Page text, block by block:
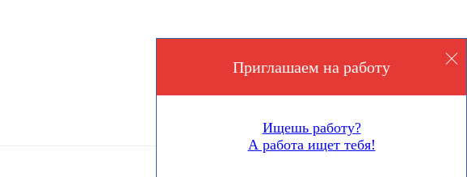
Приглашаем на работу
Ищешь работу?
А работа ищет тебя!